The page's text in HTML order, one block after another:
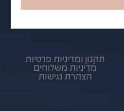
תקנון ומדיניות פרטיות
מדיניות משלוחים
הצהרת נגישות